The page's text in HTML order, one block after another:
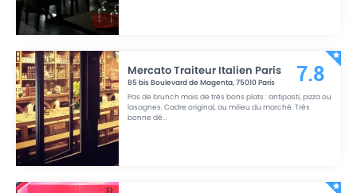
Mercato Traiteur Italien Paris
85 bis Boulevard de Magenta,75010Paris
Pas de brunch mais de très bons plats : antipasti, pizza ou
lasagnes. Cadre original, au milieu du marché. Très
bonne dé...
7.8